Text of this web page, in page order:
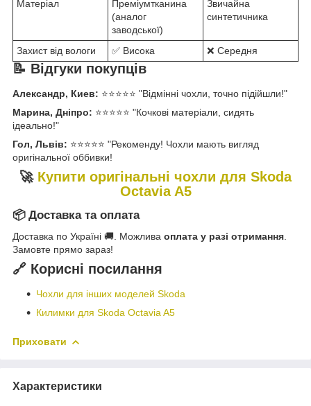
Матеріал
Преміумтканина
(аналог
заводської)
Звичайна
синтетичника
Захист від вологи ✅ Висока ❌ Середня
📝 Відгуки покупців
Александр, Киев: ⭐⭐⭐⭐⭐ "Відмінні чохли, точно підійшли!"
Марина, Дніпро: ⭐⭐⭐⭐⭐ "Кочкові матеріали, сидять
ідеально!"
Гол, Львів: ⭐⭐⭐⭐⭐ "Рекоменду! Чохли мають вигляд
оригінальної оббивки!
🚀 Купити оригінальні чохли для Skoda
Octavia A5
📦 Доставка та оплата
Доставка по Україні 🚚. Можлива оплата у разі отримання
Замовте прямо зараз!
🔗 Корисні посилання
Чохли для інших моделей Skoda
Килимки для Skoda Octavia A5
Приховати
Характеристики